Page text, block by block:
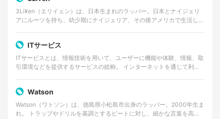
3Li¥en（エリイェン）は、日本生まれのラッパー。日本とナイジェリ
アにルーツを持ち、幼少期にナイジェリア、その後アメリカで生活した
ITサービス
ITサービスとは、情報技術を用いて、ユーザーに機能や体験、情報、取
引環境などを提供するサービスの総称。 インターネットを通じて利用
Watson
Watson（ワトソン）は、徳島県小松島市出身のラッパー。2000年生ま
れ。 トラップやドリルを基調とするビートに対し、細かな言葉を高速